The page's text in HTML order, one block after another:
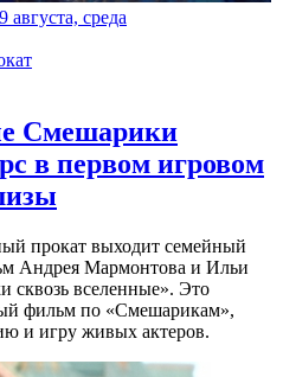
августа, среда
Смешарики
в первом игровом
прокат выходит семейный
Андрея Мармонтова и Ильи
вселенные». Это
фильм по «Смешарикам»,
и игру живых актеров.